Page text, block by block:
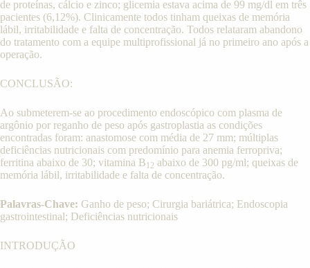
de proteínas, cálcio e zinco; glicemia estava acima de 99 mg/dl em três
pacientes (6,12%). Clinicamente todos tinham queixas de memória
lábil, irritabilidade e falta de concentração. Todos relataram abandono
do tratamento com a equipe multiprofissional já no primeiro ano após a
operação.
CONCLUSÃO:
Ao submeterem-se ao procedimento endoscópico com plasma de
argônio por reganho de peso após gastroplastia as condições
encontradas foram: anastomose com média de 27 mm; múltiplas
deficiências nutricionais com predomínio para anemia ferropriva;
ferritina abaixo de 30; vitamina B12 abaixo de 300 pg/ml; queixas de
memória lábil, irritabilidade e falta de concentração.
Palavras-Chave: Ganho de peso; Cirurgia bariátrica; Endoscopia
gastrointestinal; Deficiências nutricionais
INTRODUÇÃO